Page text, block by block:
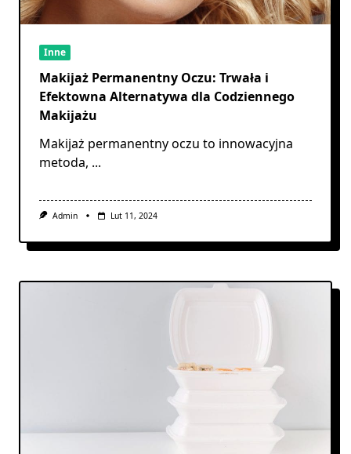
Inne
Makijaż Permanentny Oczu: Trwała i
Efektowna Alternatywa dla Codziennego
Makijażu
Makijaż permanentny oczu to innowacyjna
metoda, ...
Admin Lut 11, 2024